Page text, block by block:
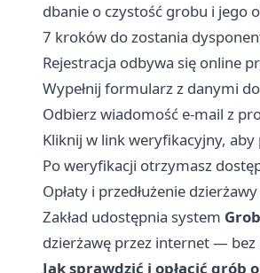
dbanie o czystość grobu i jego
7 kroków do zostania
Rejestracja odbywa się online
Wypełnij formularz z danymi
Odbierz wiadomość e-mail z
Kliknij w link weryfikacyjny, aby
Po weryfikacji otrzymasz
Opłaty i przedłużenie
Zakład udostępnia system
dzierżawę przez internet —
Jak sprawdzić i opłacić grób